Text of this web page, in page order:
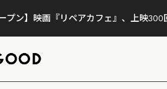
プン】映画『リペアカフェ』、上映